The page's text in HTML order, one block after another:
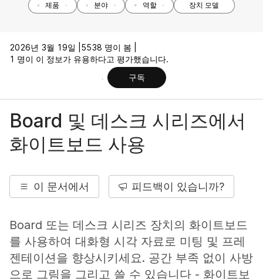
제품 분야 역할 장치 모델
2026년 3월 19일 | 5538 명이 봄 |
1 명이 이 정보가 유용하다고 평가했습니다.
구독
Board 및 데스크 시리즈에서
화이트보드 사용
이 문서에서 피드백이 있습니까?
Board 또는 데스크 시리즈 장치의 화이트보드
를 사용하여 대화형 시각 자료로 미팅 및 프레
젠테이션을 향상시키세요. 공간 부족 없이 사방
으로 그림을 그리고 쓸 수 있습니다 - 화이트보